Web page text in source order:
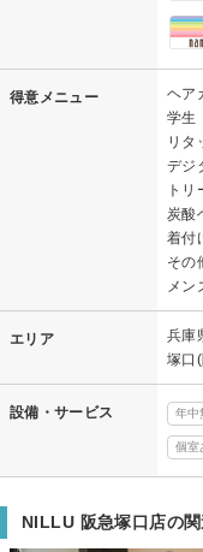
得意メニュー ヘア
学生
リタ
デジ
トリ
炭酸
着付
その
メン
エリア 兵庫
塚口
設備・サービス 年中
個室
NILLU 阪急塚口店の